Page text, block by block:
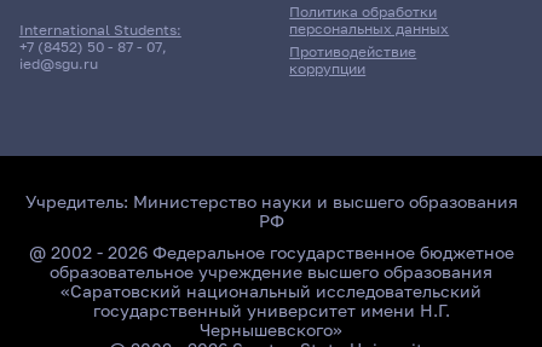
International Students:
+7 (8452) 50 - 87 - 07,
ied@sgu.ru
Политика обработки
персональных данных
Противодействие
коррупции
Учредитель: Министерство науки и высшего образования
РФ
@ 2002 - 2026 Федеральное государственное бюджетное
образовательное учреждение высшего образования
«Саратовский национальный исследовательский
государственный университет имени Н.Г.
Чернышевского»